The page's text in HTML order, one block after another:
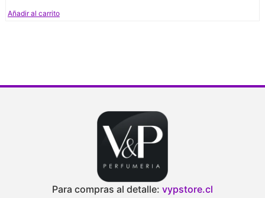
Añadir al carrito
Para compras al detalle: vypstore.cl